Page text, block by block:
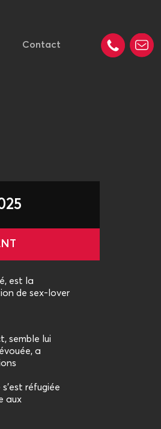
Contact
est la
de sex-lover
semble lui
a
s'est réfugiée
aux